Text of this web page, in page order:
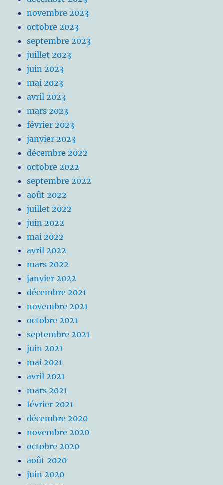
novembre 2023
octobre 2023
septembre 2023
juillet 2023
juin 2023
mai 2023
avril 2023
mars 2023
février 2023
janvier 2023
décembre 2022
octobre 2022
septembre 2022
août 2022
juillet 2022
juin 2022
mai 2022
avril 2022
mars 2022
janvier 2022
décembre 2021
novembre 2021
octobre 2021
septembre 2021
juin 2021
mai 2021
avril 2021
mars 2021
février 2021
décembre 2020
novembre 2020
octobre 2020
août 2020
juin 2020